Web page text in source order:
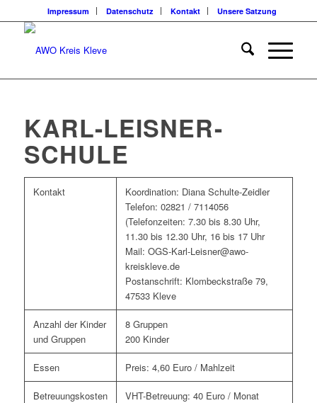
Impressum Datenschutz Kontakt Unsere Satzung
KARL-LEISNER-
SCHULE
Kontakt
Koordination: Diana Schulte-Zeidler
Telefon: 02821 / 7114056
(Telefonzeiten: 7.30 bis 8.30 Uhr,
11.30 bis 12.30 Uhr, 16 bis 17 Uhr
Mail: OGS-Karl-Leisner@awo-
kreiskleve.de
Postanschrift: Klombeckstraße 79,
47533 Kleve
Anzahl der Kinder
und Gruppen
8 Gruppen
200 Kinder
Essen Preis: 4,60 Euro / Mahlzeit
Betreuungskosten
VHT-Betreuung: 40 Euro / Monat